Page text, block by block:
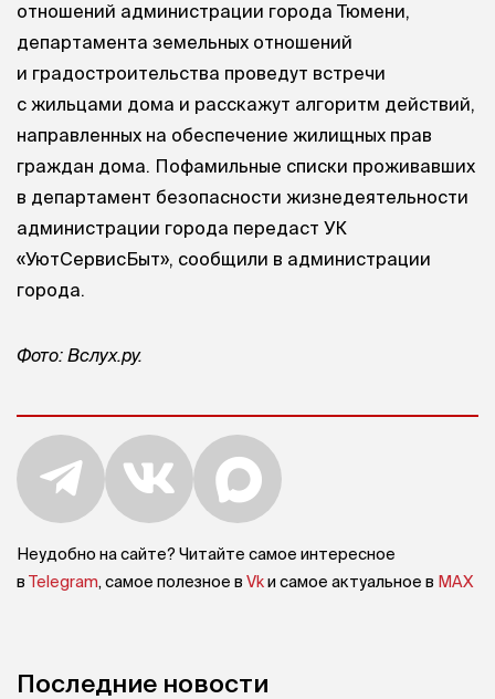
отношений администрации города Тюмени,
департамента земельных отношений
и градостроительства проведут встречи
с жильцами дома и расскажут алгоритм действий,
направленных на обеспечение жилищных прав
граждан дома. Пофамильные списки проживавших
в департамент безопасности жизнедеятельности
администрации города передаст УК
«УютСервисБыт», сообщили в администрации
города.
Фото: Вслух.ру.
Неудобно на сайте? Читайте самое интересное
в Telegram, самое полезное в Vkи самое актуальное в MAX
Последние новости